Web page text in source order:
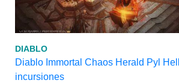
DIABLO
Diablo Immortal Chaos Herald Pyl
incursiones